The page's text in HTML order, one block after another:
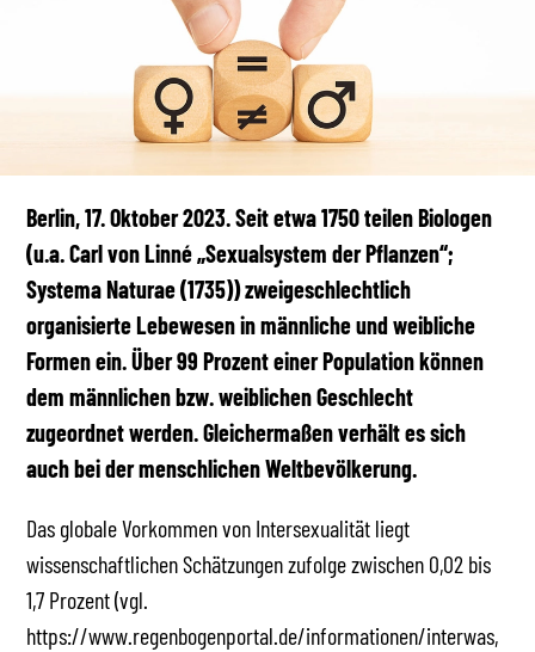
Berlin, 17. Oktober 2023. Seit etwa 1750 teilen Biologen
(u.a. Carl von Linné „Sexualsystem der Pflanzen“;
Systema Naturae (1735)) zweigeschlechtlich
organisierte Lebewesen in männliche und weibliche
Formen ein. Über 99 Prozent einer Population können
dem männlichen bzw. weiblichen Geschlecht
zugeordnet werden. Gleichermaßen verhält es sich
auch bei der menschlichen Weltbevölkerung.
Das globale Vorkommen von Intersexualität liegt
wissenschaftlichen Schätzungen zufolge zwischen 0,02 bis
1,7 Prozent (vgl.
https://www.regenbogenportal.de/informationen/interwas,